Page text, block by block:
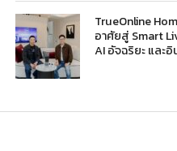
TrueOnline
อาศัยสู่ Smart
AI อัจฉริยะ และ